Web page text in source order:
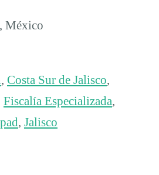
México
, Costa Sur de Jalisco,
Fiscalía Especializada,
, Jalisco